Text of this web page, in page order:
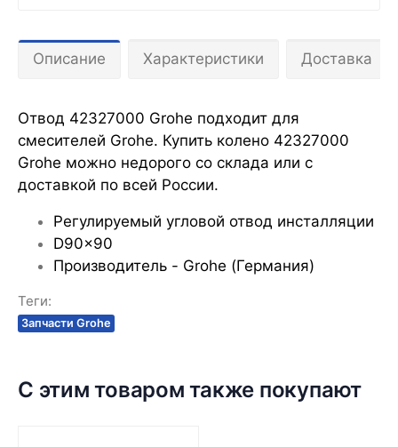
Описание Характеристики Доставка
Отвод 42327000 Grohe подходит для
смесителей Grohe. Купить колено 42327000
Grohe можно недорого со склада или с
доставкой по всей России.
Регулируемый угловой отвод инсталляции
D90x90
Производитель - Grohe (Германия)
Теги:
Запчасти Grohe
С этим товаром также покупают